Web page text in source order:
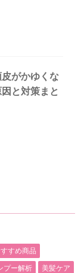
皮がかゆくな
と対策まと
すめ商品
プー解析 美髪ケア